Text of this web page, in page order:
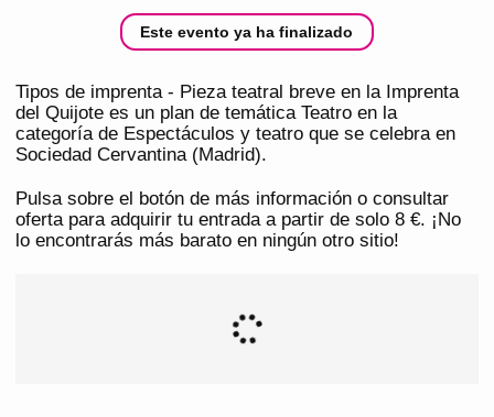
Este evento ya ha finalizado
Tipos de imprenta - Pieza teatral breve en la Imprenta
del Quijote es un plan de temática Teatro en la
categoría de Espectáculos y teatro que se celebra en
Sociedad Cervantina (Madrid).
Pulsa sobre el botón de más información o consultar
oferta para adquirir tu entrada a partir de solo 8 €. ¡No
lo encontrarás más barato en ningún otro sitio!